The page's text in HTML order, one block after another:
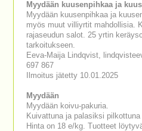
Myydään kuusenpihkaa ja
Myydään kuusenpihkaa ja
myös muut villiyrtit mahdollisia.
rajaseudun salot. 25 yrtin
tarkoitukseen.
Eeva-Maija Lindqvist,
697 867
Ilmoitus jätetty 10.01.2025
Myydään
Myydään koivu-pakuria.
Kuivattuna ja palasiksi
Hinta on 18 e/kg. Tuotteet